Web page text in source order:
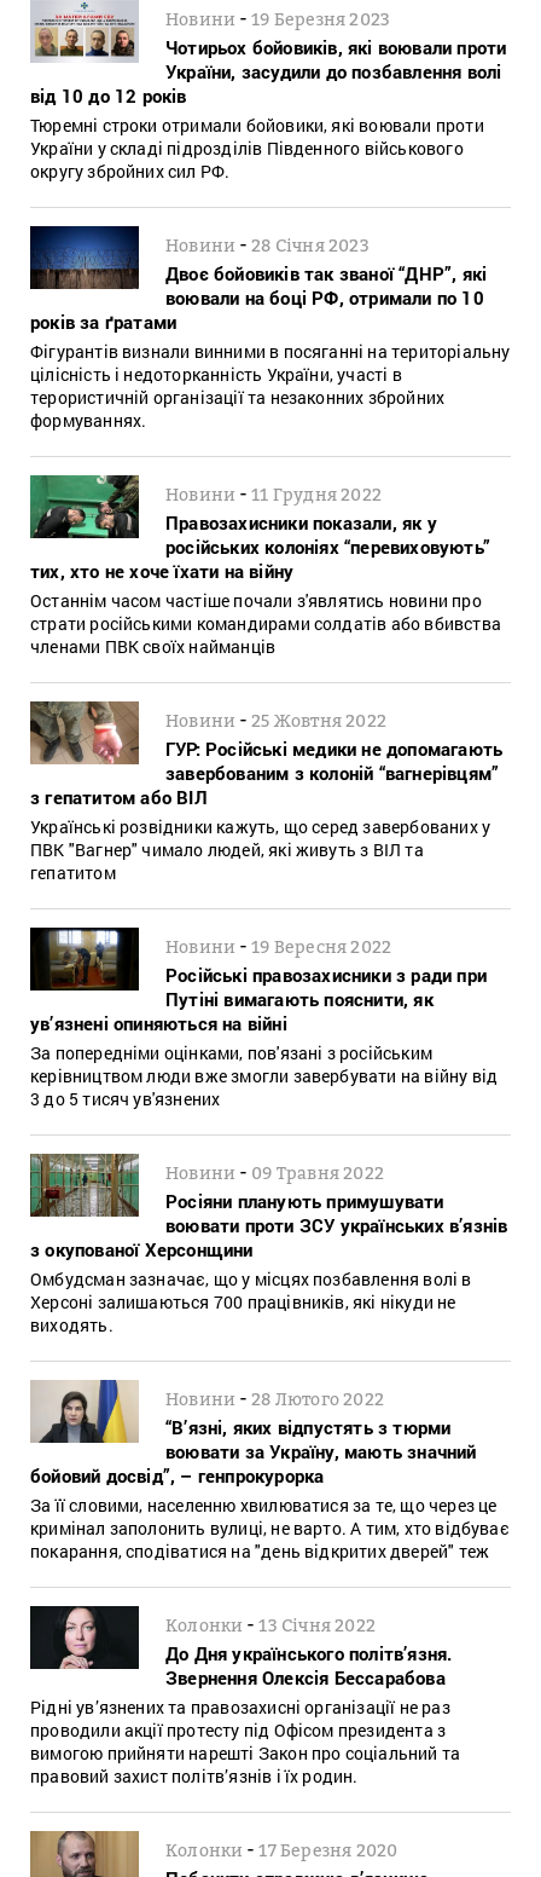
Новини -19 Березня 2023
Чотирьох бойовиків, які воювали проти
України, засудили до позбавлення волі
від 10 до 12 років
Тюремні строки отримали бойовики, які воювали проти
України у складі підрозділів Південного військового
округу збройних сил РФ.
Новини -28 Січня 2023
Двоє бойовиків так званої “ДНР”, які
воювали на боці РФ, отримали по 10
років за ґратами
Фігурантів визнали винними в посяганні на територіальну
цілісність і недоторканність України, участі в
терористичній організації та незаконних збройних
формуваннях.
Новини -11 Грудня 2022
Правозахисники показали, як у
російських колоніях “перевиховують”
тих, хто не хоче їхати на війну
Останнім часом частіше почали з'являтись новини про
страти російськими командирами солдатів або вбивства
членами ПВК своїх найманців
Новини -25 Жовтня 2022
ГУР: Російські медики не допомагають
завербованим з колоній “вагнерівцям”
з гепатитом або ВІЛ
Українські розвідники кажуть, що серед завербованих у
ПВК "Вагнер" чимало людей, які живуть з ВІЛ та
гепатитом
Новини -19 Вересня 2022
Російські правозахисники з ради при
Путіні вимагають пояснити, як
ув’язнені опиняються на війні
За попередніми оцінками, пов'язані з російським
керівництвом люди вже змогли завербувати на війну від
3 до 5 тисяч ув'язнених
Новини - 09 Травня 2022
Росіяни планують примушувати
воювати проти ЗСУ українських в’язнів
з окупованої Херсонщини
Омбудсман зазначає, що у місцях позбавлення волі в
Херсоні залишаються 700 працівників, які нікуди не
виходять.
Новини -28 Лютого 2022
“В’язні, яких відпустять з тюрми
воювати за Україну, мають значний
бойовий досвід”, – генпрокурорка
За її словими, населенню хвилюватися за те, що через це
кримінал заполонить вулиці, не варто. А тим, хто відбуває
покарання, сподіватися на "день відкритих дверей" теж
Колонки -13 Січня 2022
До Дня українського політв’язня.
Звернення Олексія Бессарабова
Рідні ув’язнених та правозахисні організації не раз
проводили акції протесту під Офісом президента з
вимогою прийняти нарешті Закон про соціальний та
правовий захист політв’язнів і їх родин.
Колонки -17 Березня 2020